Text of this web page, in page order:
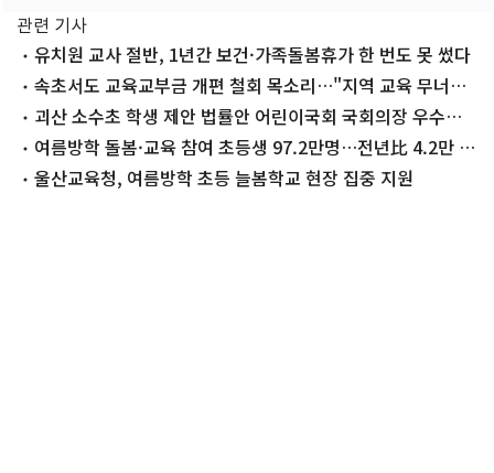
관련 기사
유치원 교사 절반, 1년간 보건·가족돌봄휴가 한 번도 못 썼다
속초서도 교육교부금 개편 철회 목소리…"지역 교육 무너진
다"괴산 소수초 학생 제안 법률안 어린이국회 국회의장 우수상
수상여름방학 돌봄·교육 참여 초등생 97.2만명…전년比 4.2만 증
가 울산교육청, 여름방학 초등 늘봄학교 현장 집중 지원